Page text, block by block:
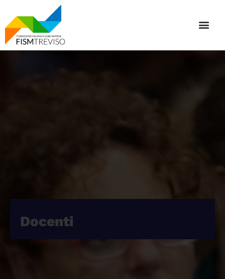
Docenti